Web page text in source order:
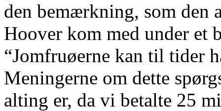
den bemærkning, som den
Hoover kom med under et
“Jomfruøerne kan til tider
Meningerne om dette
alting er, da vi betalte 25